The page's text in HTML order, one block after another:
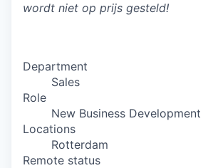
wordt niet op prijs gesteld!
Department
Sales
Role
New Business
Locations
Rotterdam
Remote status